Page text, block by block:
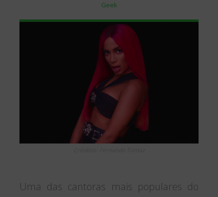
Geek
Uma das cantoras mais populares do